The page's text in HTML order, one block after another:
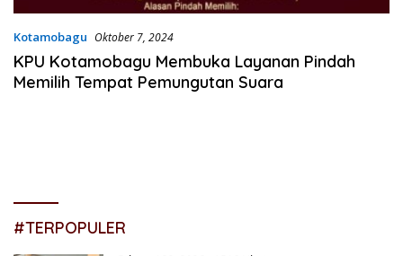
Kotamobagu Oktober 7, 2024
KPU Kotamobagu Membuka Layanan Pindah
Memilih Tempat Pemungutan Suara
#TERPOPULER